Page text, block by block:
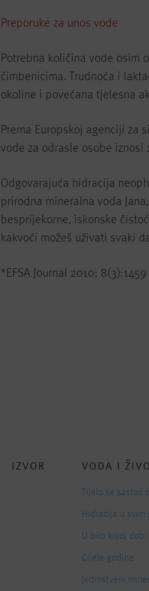
Preporuke za unos vode
Potrebna količina vode osim
čimbenicima. Trudnoća i
okoline i povećana tjelesna
Prema Europskoj agenciji za
vode za odrasle osobe iznosi
Odgovarajuća hidracija
prirodna mineralna voda
besprijekorne, iskonske
kakvoći možeš uživati svaki
*EFSA Journal 2010; 8(3):1459
IZVOR VODA I
Tijelo se sastoji
Hidracija u svim
U bilo kojoj dobi
Cijele godine
Jedinstveni